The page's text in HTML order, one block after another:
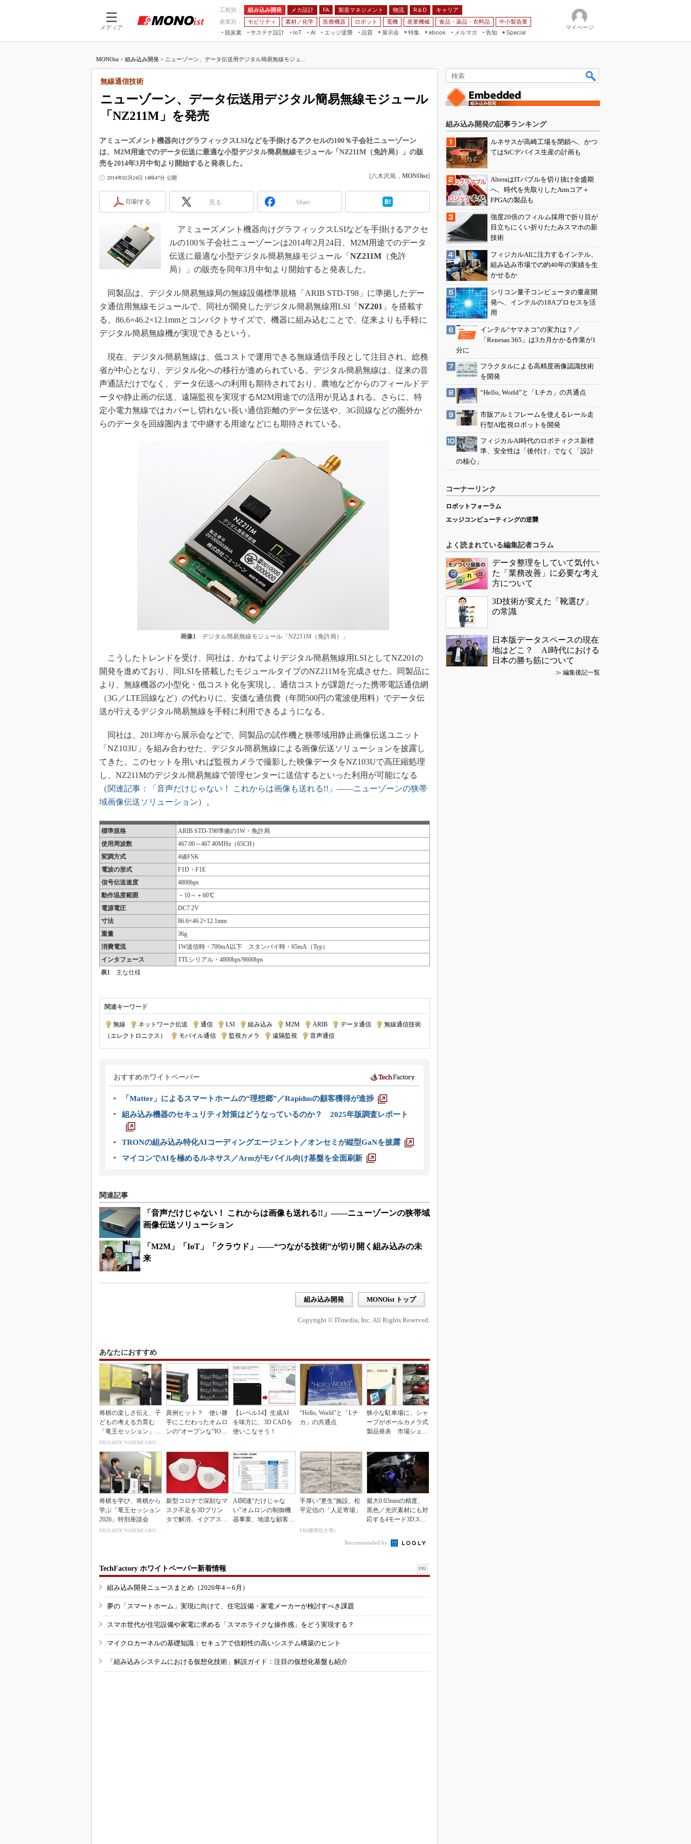
メディア
工程別： 組み込み開発 メカ設計 FA 製造マネジメント 物流 R＆D
キャリア
産業別：
モビリティ 素材／化学 医療機器 ロボット 電機 産業機械 食品・薬品・衣料品
中小製造業
脱炭素
サステナ設計
IoT
つながる工場
AI
AI×設備保全
エッジ逆襲 品質
展示会
JIMTOF
IIFES
TECHNO-FRONTIER
EdgeTech+
AUTOMOTIVE WORLD
産業オープンネット展
特集
つながるクルマ
VR／AR
フィールドサービス
組み込み画像技術
組み込みモデリング
ISO26262
3Dプリンタ
S＆OP
イノベーション
知財マネジメント
グローバル設計・開発
制御セキュリティ
新型コロナへの対応
ebook
FA
モビリティ
メルマガ
告知 Special
マイページ
MONOist > 組み込み開発 > ニューゾーン、データ伝送用デジタル簡易無線モジュ...
ニューゾーン、データ伝送用デジタル簡易無線モジュール
「NZ211M」を発売
無線通信技術
アミューズメント機器向けグラフィックスLSIなどを手掛けるアクセルの100％子会社ニューゾーン
は、M2M用途でのデータ伝送に最適な小型デジタル簡易無線モジュール「NZ211M（免許局）」の販
売を2014年3月中旬より開始すると発表した。
2014年02月24日 14時47分 公開 [八木沢篤， MONOist]
印刷する 見る Share
アミューズメント機器向けグラフィックスLSIなどを手掛けるアクセ
ルの100％子会社ニューゾーンは2014年2月24日、M2M用途でのデータ
伝送に最適な小型デジタル簡易無線モジュール「 NZ211M （免許
局）」の販売を同年3月中旬より開始すると発表した。
同製品は、デジタル簡易無線局の無線設備標準規格「ARIB STD-T98」に準拠したデー
タ通信用無線モジュールで、同社が開発したデジタル簡易無線用LSI「 NZ201 」を搭載す
る。86.6×46.2×12.1mmとコンパクトサイズで、機器に組み込むことで、従来よりも手軽に
デジタル簡易無線機が実現できるという。
現在、デジタル簡易無線は、低コストで運用できる無線通信手段として注目され、総務
省が中心となり、デジタル化への移行が進められている。デジタル簡易無線は、従来の音
声通話だけでなく、データ伝送への利用も期待されており、農地などからのフィールドデ
ータや静止画の伝送、遠隔監視を実現するM2M用途での活用が見込まれる。さらに、特
定小電力無線ではカバーし切れない長い通信距離のデータ伝送や、3G回線などの圏外か
らのデータを回線圏内まで中継する用途などにも期待されている。
画像1 デジタル簡易無線モジュール「NZ211M（免許局）」
こうしたトレンドを受け、同社は、かねてよりデジタル簡易無線用LSIとしてNZ201の
開発を進めており、同LSIを搭載したモジュールタイプのNZ211Mを完成させた。同製品に
より、無線機器の小型化・低コスト化を実現し、通信コストが課題だった携帯電話通信網
（3G／LTE回線など）の代わりに、安価な通信費（年間500円の電波使用料）でデータ伝
送が行えるデジタル簡易無線を手軽に利用できるようになる。
同社は、2013年から展示会などで、同製品の試作機と狭帯域用静止画像伝送ユニット
「NZ103U」を組み合わせた、デジタル簡易無線による画像伝送ソリューションを披露し
てきた。このセットを用いれば監視カメラで撮影した映像データをNZ103Uで高圧縮処理
し、NZ211Mのデジタル簡易無線で管理センターに送信するといった利用が可能になる
（関連記事：「音声だけじゃない！ これからは画像も送れる!!」――ニューゾーンの狭帯
域画像伝送ソリューション）。
標準規格
ARIB STD-T98準拠の1W・免許局
使用周波数
467.00～467.40MHz（65CH）
変調方式
4値FSK
電波の形式
F1D・F1E
信号伝送速度
4800bps
動作温度範囲
－10～＋60℃
電源電圧
DC7.2V
寸法
86.6×46.2×12.1mm
重量
36g
消費電流
1W送信時・700mA以下 スタンバイ時・65mA（Typ）
インタフェース
TTLシリアル・4800bps/9600bps
表1 主な仕様
関連キーワード
無線 ネットワーク伝送 通信 LSI 組み込み M2M ARIB データ通信
無線通信技術
（エレクトロニクス）
モバイル通信 監視カメラ 遠隔監視 音声通信
おすすめホワイトペーパー
「Matter」によるスマートホームの“理想郷”／Rapidusの顧客獲得が進捗
組み込み機器のセキュリティ対策はどうなっているのか？ 2025年版調査レポート
TRONの組み込み特化AIコーディングエージェント／オンセミが縦型GaNを披露
マイコンでAIを極めるルネサス／Armがモバイル向け基盤を全面刷新
関連記事
「音声だけじゃない！ これからは画像も送れる!!」――ニューゾーンの狭帯域
画像伝送ソリューション
「M2M」「IoT」「クラウド」――“つながる技術”が切り開く組み込みの未
来
組み込み開発 MONOist トップ
Copyright © ITmedia, Inc. All Rights Reserved.
あなたにおすすめ
将棋の楽しさ伝え、子
どもの考える力育む
「竜王セッション」レ
ポート
PR(SAPIX YOZEMI GROUP)
異例ヒット？ 使い勝
手にこだわったオムロ
ンの“オープンな”IO-L
【レベル14】生成AI
を味方に、3D CADを
使いこなそう！
“Hello, World”と「Lチ
カ」の共通点
狭小な駐車場に、シャ
ープがポールカメラ式
製品発表 市場シェア
将棋を学び、将棋から
学ぶ「竜王セッション
2026」特別座談会
PR(SAPIX YOZEMI GROUP)
新型コロナで深刻なマ
スク不足を3Dプリン
タで解消、イグアスが
AI関連“だけじゃな
い”オムロンの制御機
器事業、地道な顧客基
手厚い“更生”施設、松
平定信の「人足寄場」
PR(國學院大學)
最大0.03mmの精度、
黒色／光沢素材にも対
応する4モード3Dスキ
Recommended by
TechFactory ホワイトペーパー新着情報 PR
組み込み開発ニュースまとめ（2026年4～6月）
夢の「スマートホーム」実現に向けて、住宅設備・家電メーカーが検討すべき課題
スマホ世代が住宅設備や家電に求める「スマホライクな操作感」をどう実現する？
マイクロカーネルの基礎知識：セキュアで信頼性の高いシステム構築のヒント
「組み込みシステムにおける仮想化技術」解説ガイド：注目の仮想化基盤も紹介
組み込み開発の記事ランキング
ルネサスが高崎工場を閉鎖へ、かつ
てはSiCデバイス生産の計画も
AlteraはITバブルを切り抜け全盛期
へ、時代を先取りしたArmコア＋
FPGAの製品も
強度20倍のフィルム採用で折り目が
目立ちにくい折りたたみスマホの新
技術
フィジカルAIに注力するインテル、
組み込み市場での約40年の実績を生
かせるか
シリコン量子コンピュータの量産開
発へ、インテルの18Aプロセスを活
用
インテル“ヤマネコ”の実力は？／
「Renesas 365」は3カ月かかる作業が1
分に
フラクタルによる高精度画像認識技術
を開発
“Hello, World”と「Lチカ」の共通点
市販アルミフレームを使えるレール走
行型AI監視ロボットを開発
フィジカルAI時代のロボティクス新標
準、安全性は「後付け」でなく「設計
の核心」
コーナーリンク
ロボットフォーラム
エッジコンピューティングの逆襲
よく読まれている編集記者コラム
データ整理をしていて気付い
た「業務改善」に必要な考え
方について
3D技術が変えた「靴選び」
の常識
日本版データスペースの現在
地はどこ？ AI時代における
日本の勝ち筋について
≫ 編集後記一覧